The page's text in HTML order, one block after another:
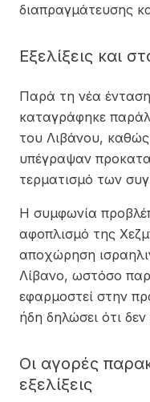
διαπραγμάτευσης
Εξελίξεις και
Παρά τη νέα
καταγράφηκε
του Λιβάνου,
υπέγραψαν
τερματισμό των
Η συμφωνία
αφοπλισμό της
αποχώρηση
Λίβανο, ωστόσο
εφαρμοστεί στην
ήδη δηλώσει ότι
Οι αγορές
εξελίξεις